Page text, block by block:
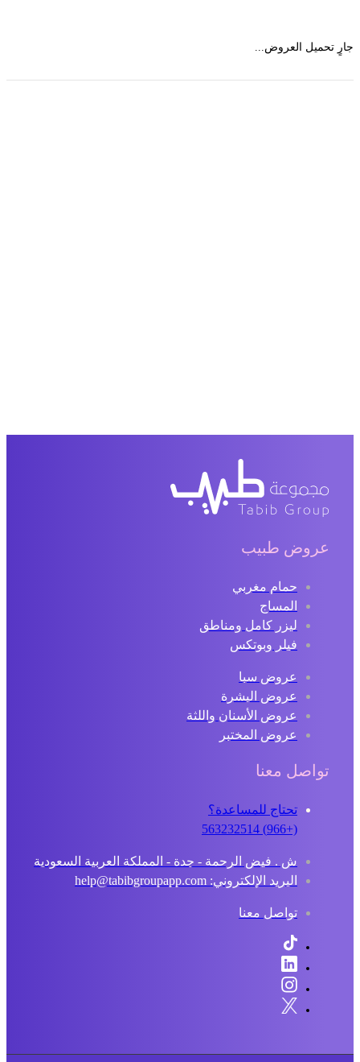
تحميل العروض...
عروض طبيب
حمام مغربي
المساج
ليزر كامل ومناطق
فيلر وبوتكس
عروض سبا
عروض البشرة
عروض الأسنان واللثة
عروض المختبر
تواصل معنا
تحتاج للمساعدة؟
ش . فيض الرحمة - جدة - المملكة العربية السعودية
البريد الإلكتروني: help@tabibgroupapp.com
تواصل معنا